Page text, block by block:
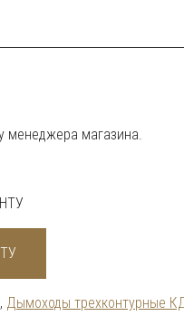
менеджера магазина.
, Дымоходы трехконтурные